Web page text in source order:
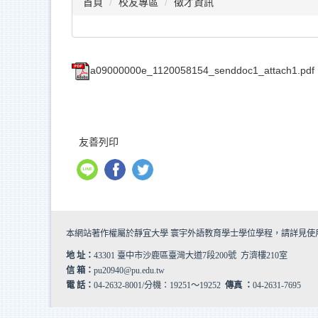
a09000000e_1120058154_senddoc1_attach1.pdf
友善列印
本網站著作權屬於靜宜大學 寰宇外語教育學士學位學程，請詳見使
地 址： 43301 臺中市沙鹿區臺灣大道7段200號 方濟樓210室
信 箱： pu20940@pu.edu.tw
電 話： 04-2632-8001/分機：19251～19252 傳真 ： 04-2631-7695